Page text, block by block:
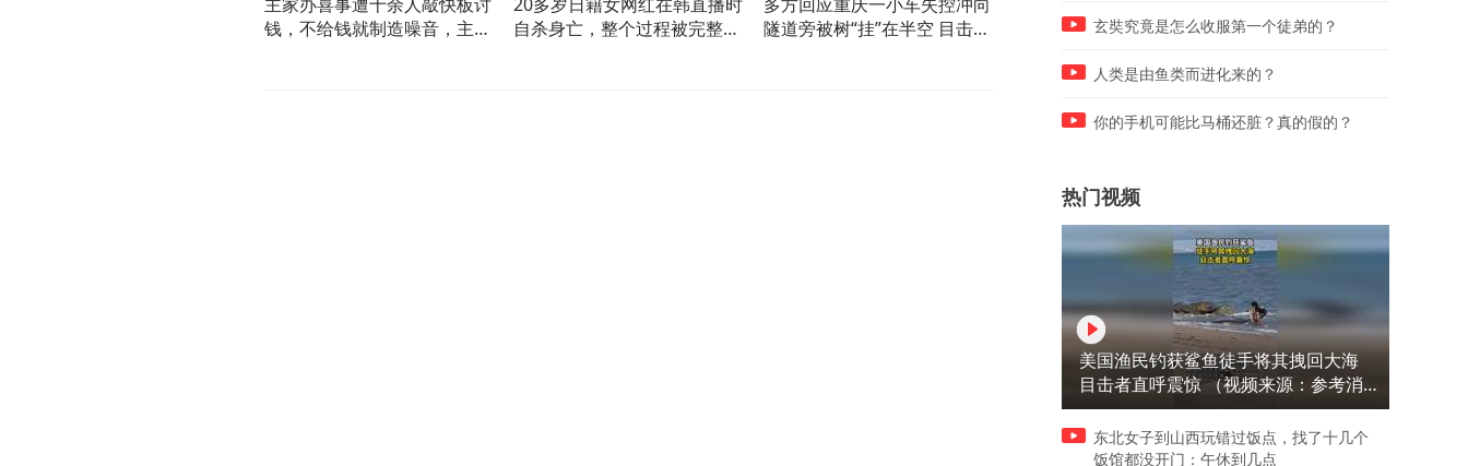
钱，不给钱就制造噪音，主家
自杀身亡，整个过程被完整直
隧道旁被树“挂”在半空 目击
中的游客车辆 当事人：马匹有
门外窜入的大狗咬伤，公司
入
玄奘究竟是怎么收服第一个徒弟的？
人类是由鱼类而进化来的？
你的手机可能比马桶还脏？真的假的？
热门视频
美国渔民钓获鲨鱼徒手将其拽回大海
目击者直呼震惊 （视频来源：参考消
息）
东北女子到山西玩错过饭点，找了十几个
饭馆都没开门：午休到几点